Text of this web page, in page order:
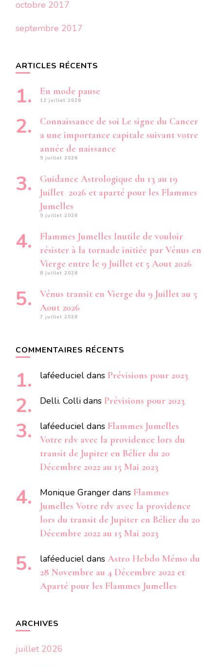
octobre 2017
septembre 2017
ARTICLES RÉCENTS
En mode pause
12 juillet 2026
Connaissance de soi Le signe du Cancer
a une importance capitale suivant votre
année de naissance
9 juillet 2026
Guidance Astrologique du 13 au 19
Juillet 2026 et aparté pour les Flammes
Jumelles
9 juillet 2026
Flammes Jumelles Inutile de vouloir
résister à la tornade initiée par Vénus en
Vierge entre le 9 Juillet et 5 Aout 2026
8 juillet 2026
Vénus transit en Vierge du 9 Juillet au 5
Aout 2026
7 juillet 2026
COMMENTAIRES RÉCENTS
laféeduciel dans Prévisions pour 2023
Delli. Colli dans Prévisions pour 2023
laféeduciel dans Flammes Jumelles
Votre rdv avec la providence lors du
transit de Jupiter en Bélier du 20
Décembre 2022 au 15 Mai 2023
Monique Granger dans Flammes
Jumelles Votre rdv avec la providence
lors du transit de Jupiter en Bélier du 20
Décembre 2022 au 15 Mai 2023
laféeduciel dans Astro Hebdo Mémo du
28 Novembre au 4 Décembre 2022 et
Aparté pour les Flammes Jumelles
ARCHIVES
juillet 2026